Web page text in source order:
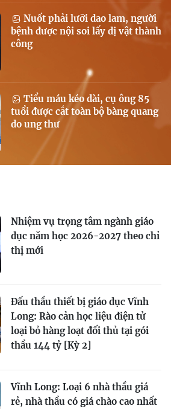
Nuốt phải lưỡi dao lam, người
bệnh được nội soi lấy dị vật thành
công
Tiểu máu kéo dài, cụ ông 85
tuổi được cắt toàn bộ bàng quang
do ung thư
Nhiệm vụ trọng tâm ngành giáo
dục năm học 2026-2027 theo chỉ
thị mới
Đấu thầu thiết bị giáo dục Vĩnh
Long: Rào cản học liệu điện tử
loại bỏ hàng loạt đối thủ tại gói
thầu 144 tỷ [Kỳ 2]
Vĩnh Long: Loại 6 nhà thầu giá
rẻ, nhà thầu có giá chào cao nhất